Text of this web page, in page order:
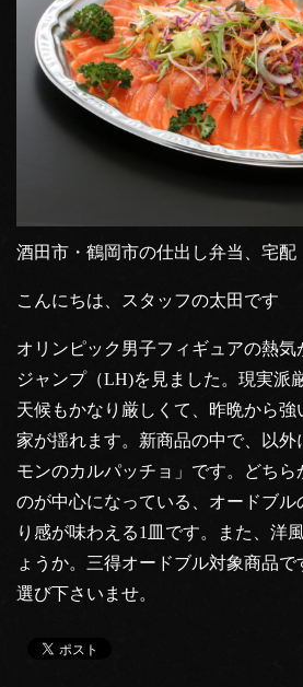
酒田市・鶴岡市の仕出し弁当、宅
こんにちは、スタッフの太田です
オリンピック男子フィギュアの熱気
ジャンプ（LH)を見ました。現実派
天候もかなり厳しくて、昨晩から強
家が揺れます。新商品の中で、以外
モンのカルパッチョ」です。どちら
のが中心になっている、オードブ
り感が味わえる1皿です。また、洋
ょうか。三得オードブル対象商品
選び下さいませ。